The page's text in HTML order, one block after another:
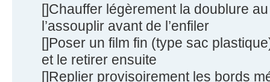
[]Chauffer légèrement la doublure
l’assouplir avant de l’enfiler
[]Poser un film fin (type sac
et le retirer ensuite
[]Replier provisoirement les bords